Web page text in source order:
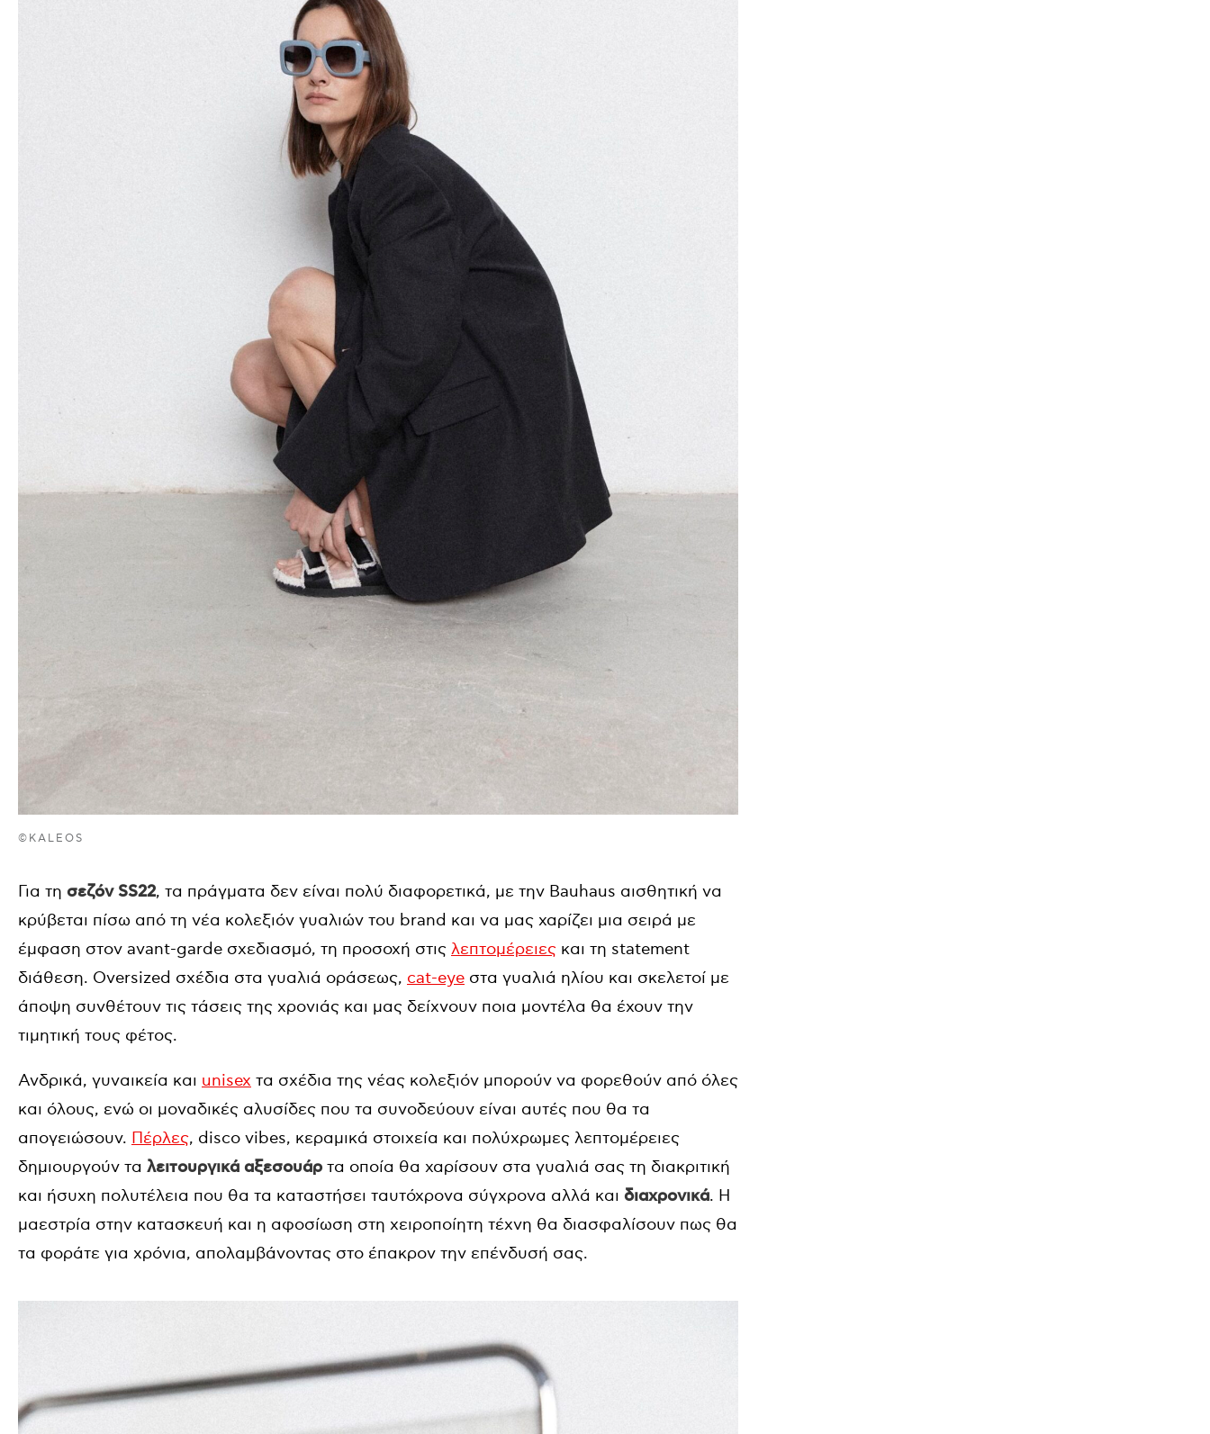
©KALEOS
Για τη σεζόν SS22, τα πράγματα δεν είναι πολύ διαφορετικά, με την Bauhaus αισθητική να
κρύβεται πίσω από τη νέα κολεξιόν γυαλιών του brand και να μας χαρίζει μια σειρά με
έμφαση στον avant-garde σχεδιασμό, τη προσοχή στις λεπτομέρειες και τη statement
διάθεση. Oversized σχέδια στα γυαλιά οράσεως, cat-eye στα γυαλιά ηλίου και σκελετοί με
άποψη συνθέτουν τις τάσεις της χρονιάς και μας δείχνουν ποια μοντέλα θα έχουν την
τιμητική τους φέτος.
Ανδρικά, γυναικεία και unisex τα σχέδια της νέας κολεξιόν μπορούν να φορεθούν από όλες
και όλους, ενώ οι μοναδικές αλυσίδες που τα συνοδεύουν είναι αυτές που θα τα
απογειώσουν. Πέρλες, disco vibes, κεραμικά στοιχεία και πολύχρωμες λεπτομέρειες
δημιουργούν τα λειτουργικά αξεσουάρ τα οποία θα χαρίσουν στα γυαλιά σας τη διακριτική
και ήσυχη πολυτέλεια που θα τα καταστήσει ταυτόχρονα σύγχρονα αλλά και διαχρονικά. Η
μαεστρία στην κατασκευή και η αφοσίωση στη χειροποίητη τέχνη θα διασφαλίσουν πως θα
τα φοράτε για χρόνια, απολαμβάνοντας στο έπακρον την επένδυσή σας.